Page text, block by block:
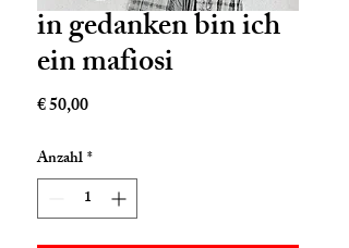
in gedanken bin ich
ein mafiosi
€ 50,00Preis
Anzahl*